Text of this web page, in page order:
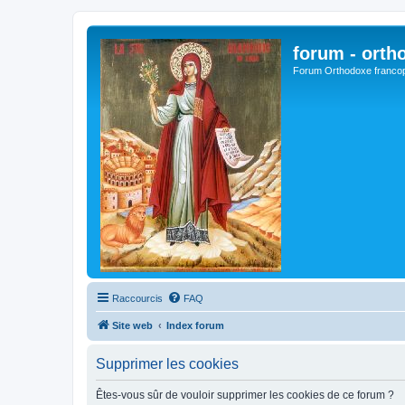
forum -
Forum Orthodoxe
Raccourcis FAQ
Site web Index forum
Supprimer les cookies
Êtes-vous sûr de vouloir supprimer les cookies de ce forum ?